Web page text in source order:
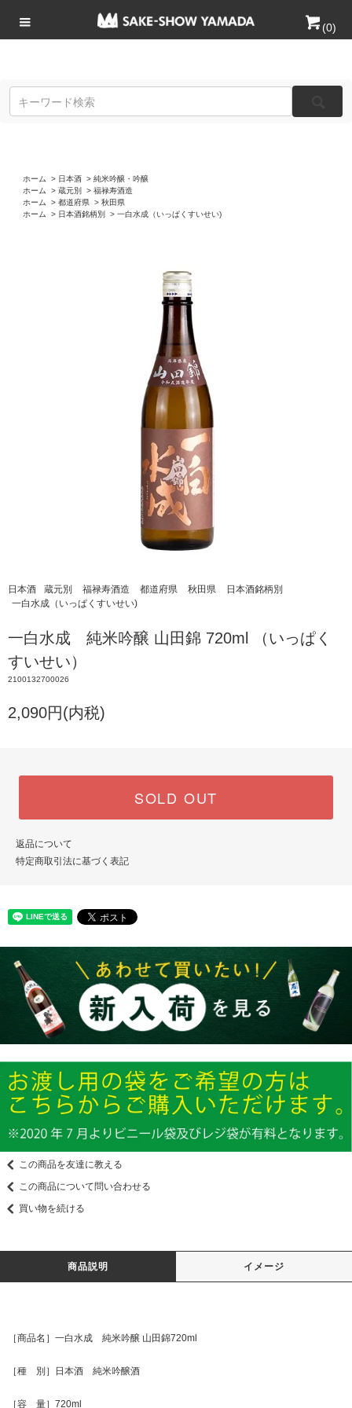
(0)
ホーム > 日本酒 > 純米吟醸・吟醸
ホーム
> 蔵元別 > 福禄寿酒造
ホーム
> 都道府県 > 秋田県
ホーム
> 日本酒銘柄別 > 一白水成（いっぱくすいせい)
日本酒 蔵元別 福禄寿酒造 都道府県 秋田県
日本酒銘柄別
一白水成（いっぱくすいせい)
一白水成 純米吟醸 山田錦 720ml （いっぱく
すいせい）
2100132700026
2,090円(内税)
SOLD OUT
返品について
特定商取引法に基づく表記
この商品を友達に教える
この商品について問い合わせる
買い物を続ける
商品説明 イメージ
［商品名］一白水成 純米吟醸 山田錦720ml
［種 別］日本酒 純米吟醸酒
［容 量］720ml